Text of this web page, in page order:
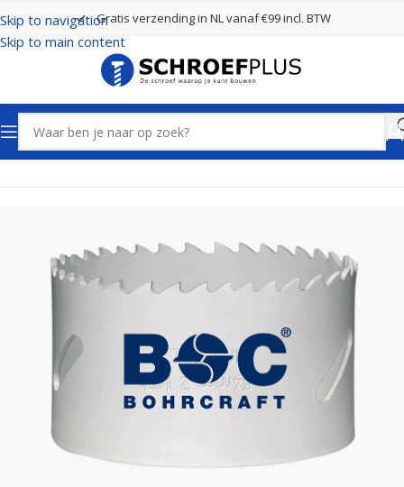
Skip to navigation
Skip to main content
Gratis verzending in NL vanaf €99 incl. BTW
Home Boren Gatenzagen